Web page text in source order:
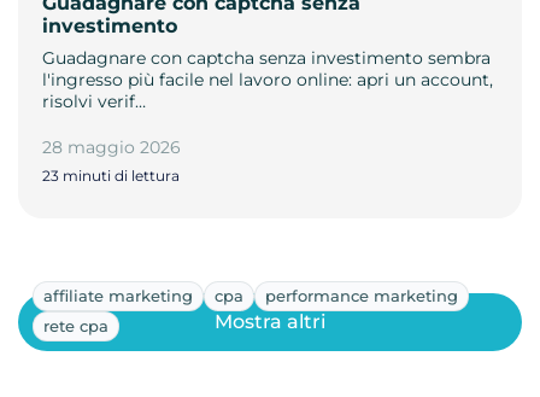
investimento
Guadagnare con captcha senza investimento sembra
l'ingresso più facile nel lavoro online: apri un account,
risolvi verif…
28 maggio 2026
23 minuti di lettura
affiliate marketing cpa
performance marketing
rete cpa
Mostra altri